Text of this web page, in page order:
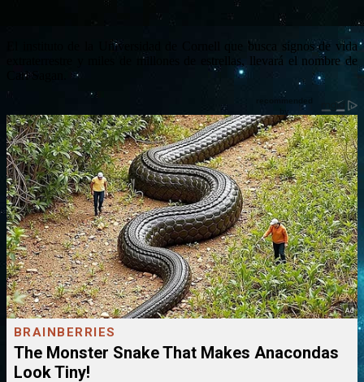
El instituto de la Universidad de Cornell que busca signos de vida
extraterrestre y miles de millones de estrellas, llevará el nombre de
Carl Sagan.